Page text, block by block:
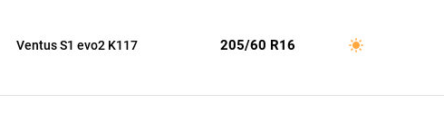
Ventus S1 evo2 K117 205/60 R16